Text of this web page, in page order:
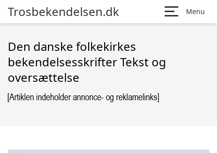
Trosbekendelsen.dk Menu
Den danske folkekirkes
bekendelsesskrifter Tekst og
oversættelse